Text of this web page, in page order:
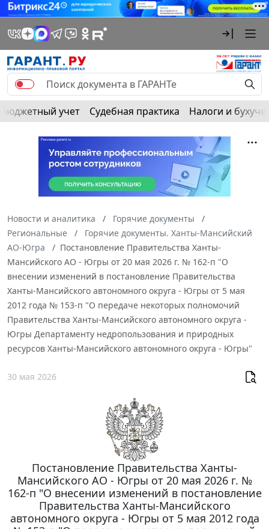
Бюджетный учет Судебная практика Налоги и
Новости и аналитика
Горячие документы
Региональные
Горячие документы. Ханты-Мансийский
АО-Югра
Постановление Правительства Ханты-
Мансийского АО - Югры от 20 мая 2026 г. № 162-п "О
внесении изменений в постановление Правительства
Ханты-Мансийского автономного округа - Югры от 5 мая
2012 года № 153-п "О передаче некоторых полномочий
Правительства Ханты-Мансийского автономного округа -
Югры Департаменту недропользования и природных
ресурсов Ханты-Мансийского автономного округа - Югры"
30 мая 2026
Постановление Правительства Ханты-
Мансийского АО - Югры от 20 мая 2026 г. №
162-п "О внесении изменений в постановление
Правительства Ханты-Мансийского
автономного округа - Югры от 5 мая 2012 года